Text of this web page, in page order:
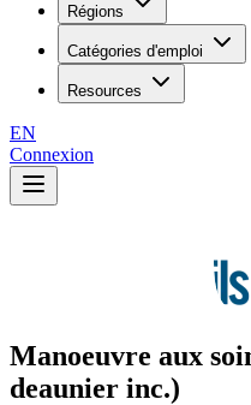
Régions
Catégories d'emploi
Resources
EN
Connexion
Manoeuvre aux
deaunier inc.)